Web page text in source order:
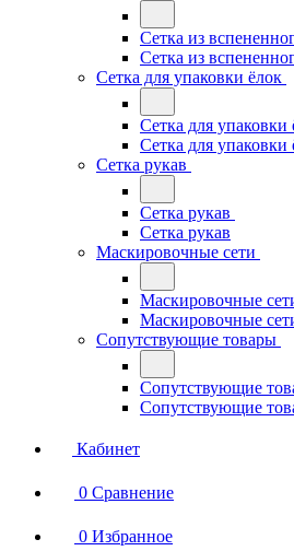
Сетка из
Сетка из
Сетка для упаковки ёлок
Сетка для упаковки
Сетка для упаковки
Сетка рукав
Сетка рукав
Сетка рукав
Маскировочные сети
Маскировочные
Маскировочные
Сопутствующие товары
Сопутствующие
Сопутствующие
Кабинет
0 Сравнение
0 Избранное